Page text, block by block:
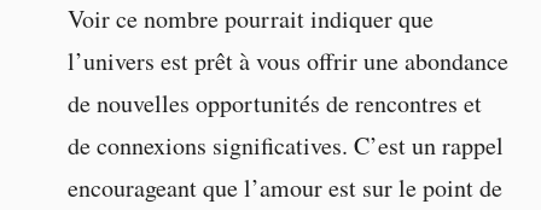
Voir ce nombre pourrait indiquer que
l’univers est prêt à vous offrir une abondance
de nouvelles opportunités de rencontres et
de connexions significatives. C’est un rappel
encourageant que l’amour est sur le point de